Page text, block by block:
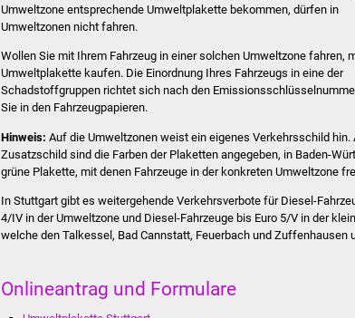
Umweltzone entsprechende Umweltplakette bekommen, dürfen in
Umweltzonen nicht fahren.
Wollen Sie mit Ihrem Fahrzeug in einer solchen Umweltzone fahren,
Umweltplakette kaufen. Die Einordnung Ihres Fahrzeugs in eine der
Schadstoffgruppen richtet sich nach den Emissionsschlüsselnum
Sie in den Fahrzeugpapieren.
Hinweis: Auf die Umweltzonen weist ein eigenes Verkehrsschild hin.
Zusatzschild sind die Farben der Plaketten angegeben, in Baden-
grüne Plakette, mit denen Fahrzeuge in der konkreten Umweltzone
In Stuttgart gibt es weitergehende Verkehrsverbote für Diesel-
4/IV in der Umweltzone und Diesel-Fahrzeuge bis Euro 5/V in der
welche den Talkessel, Bad Cannstatt, Feuerbach und Zuffenhausen
Onlineantrag und Formulare